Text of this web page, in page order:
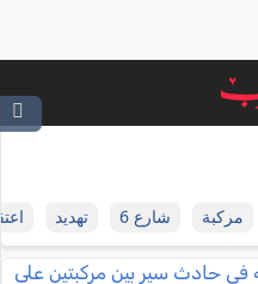
مركبة شارع 6 تهديد